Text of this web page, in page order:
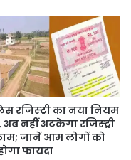
रजिस्ट्री का नया नियम
नहीं अटकेगा रजिस्ट्री
जानें आम लोगों को
फायदा